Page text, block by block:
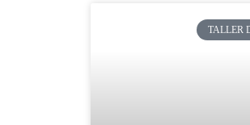
TALLER